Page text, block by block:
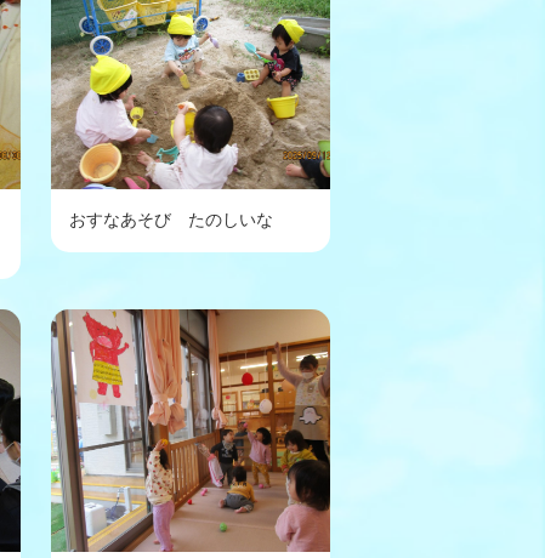
おすなあそび たのしいな